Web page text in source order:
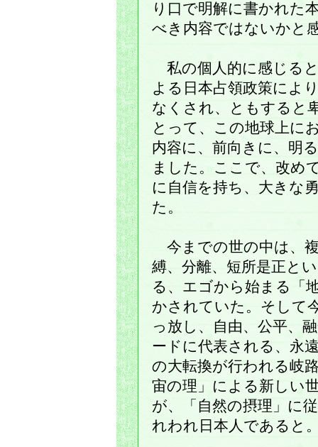
り口で明解に書かれた
べき内容ではないかと
私の個人的に感じる
よる日本占領政策によ
なくされ、ともすると
とって、この地球上に
内容に、前向きに、明
ました。ここで、改め
に自信を持ち、大きな
た。
今までの世の中は、
縛、分離、短所是正と
る、エゴから始まる「
かされていた。そして
っ放し、自由、公平、
ードに代表される、永
の大転換が行われる岐
宙の理」による新しい
が、「自然の摂理」に
れわれ日本人であると